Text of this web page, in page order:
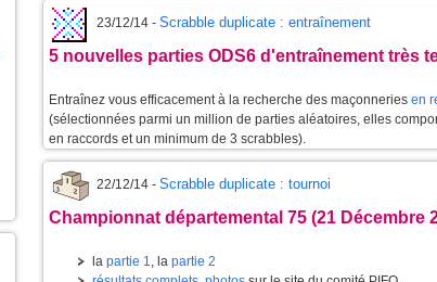
23/12/14 - Scrabble duplicate : entraînement
5 nouvelles parties ODS6 d'entraînement très
Entraînez vous efficacement à la recherche des maçonneries en
(sélectionnées parmi un million de parties aléatoires, elles
en raccords et un minimum de 3 scrabbles).
22/12/14 - Scrabble duplicate : tournoi
Championnat départemental 75 (21 Décembre
la partie 1, la partie 2